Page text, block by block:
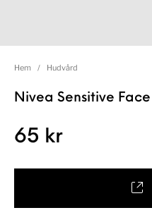
Hem / Hudvård
Nivea Sensitive
65 kr